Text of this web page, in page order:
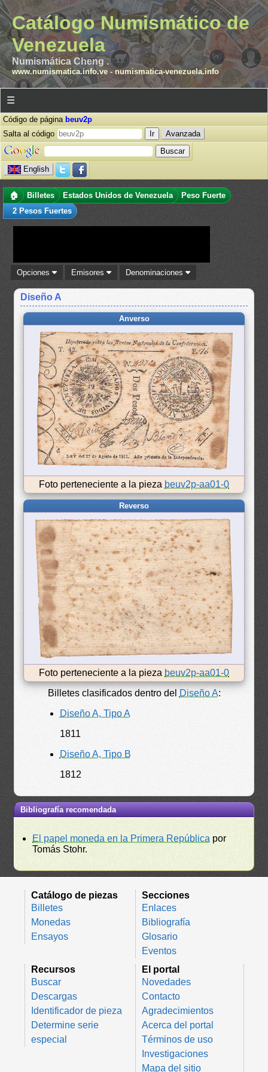
Catálogo Numismático de
Venezuela
Numismática Cheng .
www.numismatica.info.ve- numismatica-venezuela.info
☰
Código de página beuv2p
Salta al código
Avanzada
English
🏠 Billetes Estados Unidos de Venezuela
Peso Fuerte
2 Pesos Fuertes
Opciones Emisores Denominaciones
Diseño A
Anverso
Foto perteneciente a la pieza beuv2p-aa01-0
Reverso
Foto perteneciente a la pieza beuv2p-aa01-0
Billetes clasificados dentro del Diseño A:
Diseño A, Tipo A
1811
Diseño A, Tipo B
1812
Bibliografía recomendada
El papel moneda en la Primera República por
Tomás Stohr.
Catálogo de piezas
Billetes
Monedas
Ensayos
Secciones
Enlaces
Bibliografía
Glosario
Eventos
Recursos
Buscar
Descargas
Identificador de pieza
Determine serie
especial
El portal
Novedades
Contacto
Agradecimientos
Acerca del portal
Términos de uso
Investigaciones
Mapa del sitio